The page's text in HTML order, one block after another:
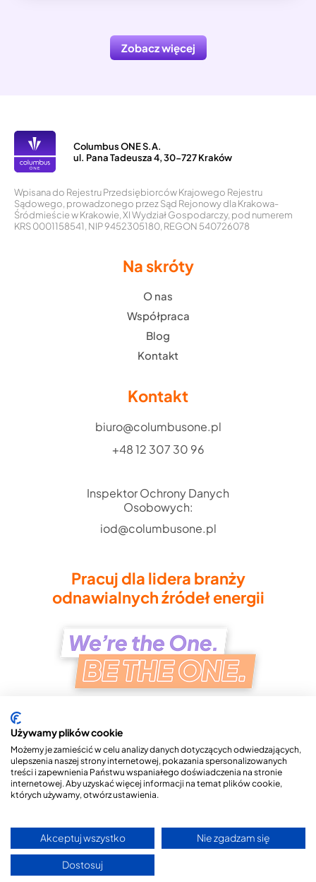
Zobacz więcej
Columbus ONE S.A.
ul. Pana Tadeusza 4, 30-727 Kraków
Wpisana do Rejestru Przedsiębiorców Krajowego Rejestru
Sądowego, prowadzonego przez Sąd Rejonowy dla Krakowa-
Śródmieście w Krakowie, XI Wydział Gospodarczy, pod numerem
KRS 0001158541, NIP 9452305180, REGON 540726078
Na skróty
O nas
Współpraca
Blog
Kontakt
Kontakt
biuro@columbusone.pl
+48 12 307 30 96
Inspektor Ochrony Danych
Osobowych:
iod@columbusone.pl
Pracuj dla lidera branży
odnawialnych źródeł energii
Copyright © 2026 Columbus ONE S.A.
Polityka Prywatności
Używamy plików cookie
Możemy je zamieścić w celu analizy danych dotyczących odwiedzających,
ulepszenia naszej strony internetowej, pokazania spersonalizowanych
treści i zapewnienia Państwu wspaniałego doświadczenia na stronie
internetowej. Aby uzyskać więcej informacji na temat plików cookie,
których używamy, otwórz ustawienia.
Akceptuj wszystko Nie zgadzam się
Dostosuj